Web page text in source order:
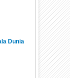
Dunia